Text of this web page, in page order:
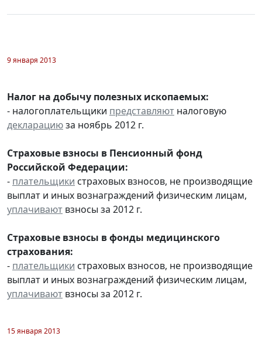
9 января 2013
Налог на добычу полезных ископаемых:
- налогоплательщики представляют налоговую
декларациюза ноябрь 2012 г.
Страховые взносы в Пенсионный фонд
Российской Федерации:
- плательщики страховых взносов, не производящие
выплат и иных вознаграждений физическим лицам,
уплачивают взносы за 2012 г.
Страховые взносы в фонды медицинского
страхования:
- плательщики страховых взносов, не производящие
выплат и иных вознаграждений физическим лицам,
уплачивают взносы за 2012 г.
15 января 2013